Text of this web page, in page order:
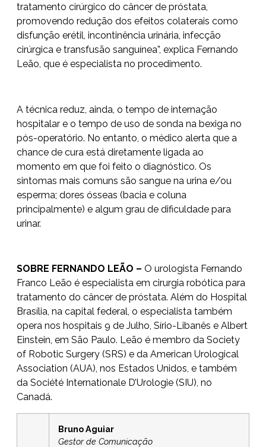
tratamento cirúrgico do câncer de próstata,
promovendo redução dos efeitos colaterais como
disfunção erétil, incontinência urinária, infecção
cirúrgica e transfusão sanguínea”, explica Fernando
Leão, que é especialista no procedimento.
A técnica reduz, ainda, o tempo de internação
hospitalar e o tempo de uso de sonda na bexiga no
pós-operatório. No entanto, o médico alerta que a
chance de cura está diretamente ligada ao
momento em que foi feito o diagnóstico. Os
sintomas mais comuns são sangue na urina e/ou
esperma; dores ósseas (bacia e coluna
principalmente) e algum grau de dificuldade para
urinar.
SOBRE FERNANDO LEÃO – O urologista Fernando
Franco Leão é especialista em cirurgia robótica para
tratamento do câncer de próstata. Além do Hospital
Brasília, na capital federal, o especialista também
opera nos hospitais 9 de Julho, Sírio-Libanês e Albert
Einstein, em São Paulo. Leão é membro da Society
of Robotic Surgery (SRS) e da American Urological
Association (AUA), nos Estados Unidos, e também
da Société Internationale D’Urologie (SIU), no
Canadá.
Bruno Aguiar
Gestor de Comunicação